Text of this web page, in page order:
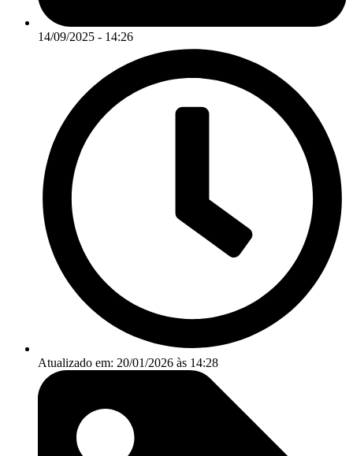
14/09/2025 - 14:26
Atualizado em: 20/01/2026 às 14:28